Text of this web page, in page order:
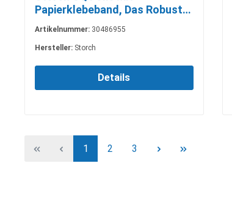
Papierklebeband, Das Robuste,
55 cm x 25 m
Artikelnummer: 30486955
Hersteller: Storch
Details
1 2 3